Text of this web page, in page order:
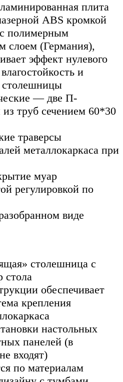
плита
ABS кромкой
полимерным
слоем (Германия),
эффект нулевого
и
столешницы
— две П-
труб сечением 60*30
траверсы
металлокаркаса при
муар
регулировкой по
виде
столешница с
стола
обеспечивает
крепления
настольных
панелей (в
входят)
по материалам